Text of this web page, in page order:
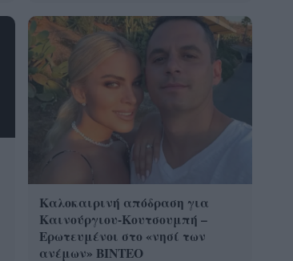
Καλοκαιρινή απόδραση για
Καινούργιου-Κουτσουμπή –
Ερωτευμένοι στο «νησί των
ανέμων» ΒΙΝΤΕΟ